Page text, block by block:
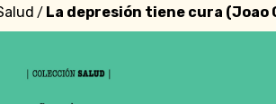
/ La depresión tiene cura (Joao